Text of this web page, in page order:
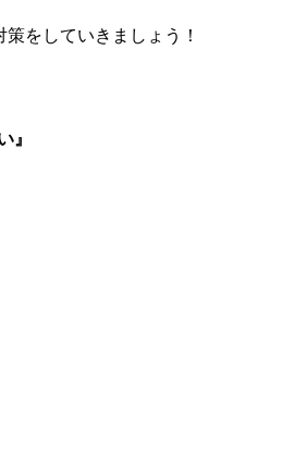
をしていきましょう！
』